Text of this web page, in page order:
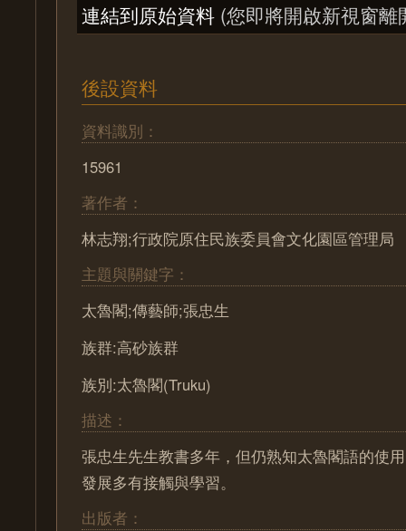
連結到原始資料 (您即將開啟新視窗離
後設資料
資料識別：
15961
著作者：
林志翔;行政院原住民族委員會文化園區管理局
主題與關鍵字：
太魯閣;傳藝師;張忠生
族群:高砂族群
族別:太魯閣(Truku)
描述：
張忠生先生教書多年，但仍熟知太魯閣語的使
發展多有接觸與學習。
出版者：